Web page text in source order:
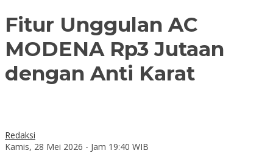
Fitur Unggulan AC
MODENA Rp3 Jutaan
dengan Anti Karat
Redaksi
Kamis, 28 Mei 2026 - Jam 19:40 WIB